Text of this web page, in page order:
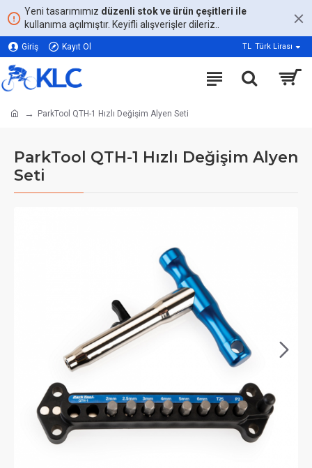
Yeni tasarımımız düzenli stok ve ürün çeşitleri ile
kullanıma açılmıştır. Keyifli alışverişler dileriz..
Giriş Kayıt Ol TL Türk Lirası
ParkTool QTH-1 Hızlı Değişim Alyen Seti
ParkTool QTH-1 Hızlı Değişim Alyen
Seti